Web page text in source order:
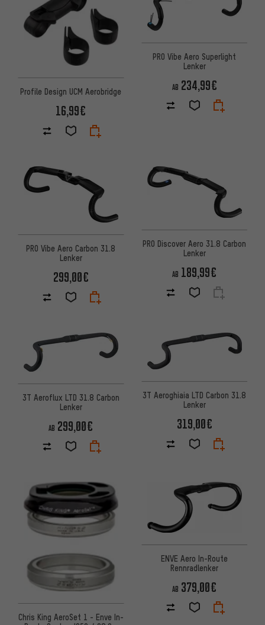
Profile Design UCM Aerobridge
16,99€
PRO Vibe Aero Superlight
Lenker
AB 234,99€
PRO Vibe Aero Carbon 31.8
Lenker
299,00€
PRO Discover Aero 31.8 Carbon
Lenker
AB 189,99€
3T Aeroflux LTD 31.8 Carbon
Lenker
AB 299,00€
3T Aeroghiaia LTD Carbon 31.8
Lenker
319,00€
Chris King AeroSet 1 - Enve In-
ENVE Aero In-Route
Rennradlenker
AB 379,00€